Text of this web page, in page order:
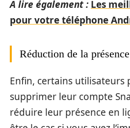
A lire également : Les
pour votre téléphone
Réduction de la
Enfin, certains utilisateurs
supprimer leur compte
réduire leur présence en